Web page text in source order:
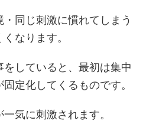
同じ刺激に慣れてしまう
なります。
していると、最初は集中
定化してくるものです。
気に刺激されます。